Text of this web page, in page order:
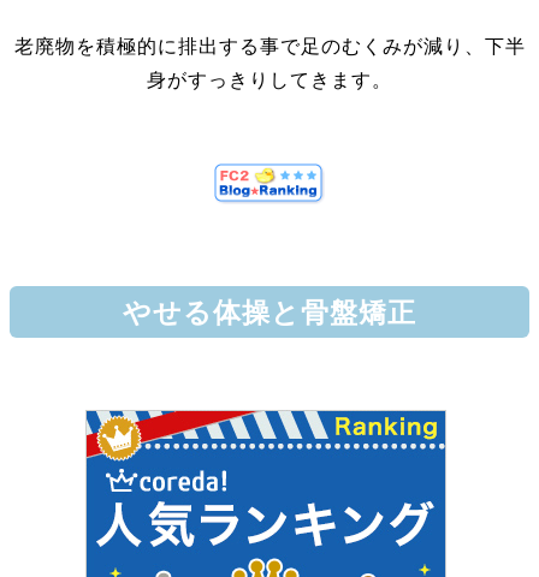
老廃物を積極的に排出する事で足のむくみが減り、下半
身がすっきりしてきます。
やせる体操と骨盤矯正